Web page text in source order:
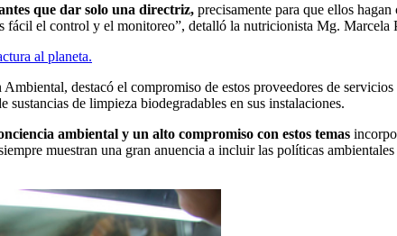
que dar solo una directriz, precisamente para que ellos
el control y el monitoreo”, detalló la nutricionista Mg. Marcela
al planeta.
destacó el compromiso de estos proveedores de
de limpieza biodegradables en sus instalaciones.
ambiental y un alto compromiso con estos temas
muestran una gran anuencia a incluir las políticas